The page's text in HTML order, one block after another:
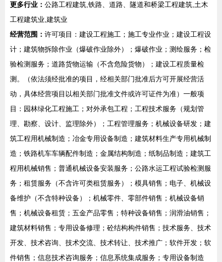
更多行业： 公路工程建筑,铁路、道路、隧道和桥梁工程建筑,土木
工程建筑业,建筑业
经营范围： 许可项目：建设工程施工；施工专业作业；建设工程设
计；建筑物拆除作业（爆破作业除外）；爆破作业；测绘服务；检
验检测服务；道路货物运输（不含危险货物）；建设工程质量检
测。（依法须经批准的项目，经相关部门批准后方可开展经营活
动，具体经营项目以相关部门批准文件或许可证件为准）一般项
目：园林绿化工程施工；对外承包工程；工程技术服务（规划管
理、勘察、设计、监理除外）；工程管理服务；机械设备研发；建
筑工程用机械制造；冶金专用设备制造；建筑材料生产专用机械制
造；铁路机车车辆配件制造；金属结构制造；纸制品制造；建筑工
程用机械销售；普通机械设备安装服务；公路水运工程试验检测服
务；租赁服务（不含许可类租赁服务）；模具销售；电子、机械设
备维护（不含特种设备）；机械零件、零部件销售；机械设备销
售；机械设备租赁；五金产品零售；特种设备销售；润滑油销售；
建筑材料销售；专用设备修理；砼结构构件销售；技术服务、技术
开发、技术咨询、技术交流、技术转让、技术推广；软件开发；软
件销售；信息技术咨询服务；信息系统集成服务；专用设备制造